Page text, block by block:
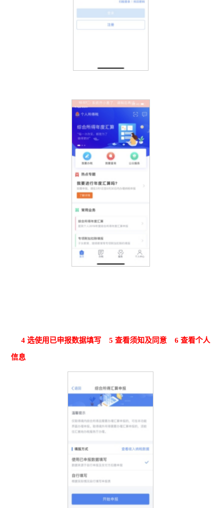
4 选使用已申报数据填写5 查看须知及同意 6 查看个人
信息